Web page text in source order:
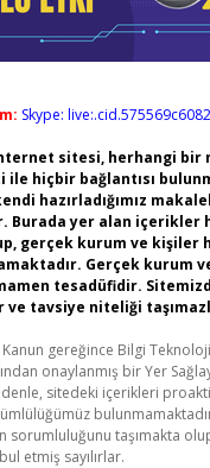
Skype:
sitesi, herhangi bir
ile hiçbir bağlantısı
hazırladığımız
Burada yer alan içerikler
gerçek kurum ve kişiler
Gerçek kurum
tesadüfidir.
tavsiye niteliği
Kanun gereğince Bilgi
onaylanmış bir Yer
sitedeki içerikleri
sorumluluğunu taşımakta
etmiş sayılırlar.